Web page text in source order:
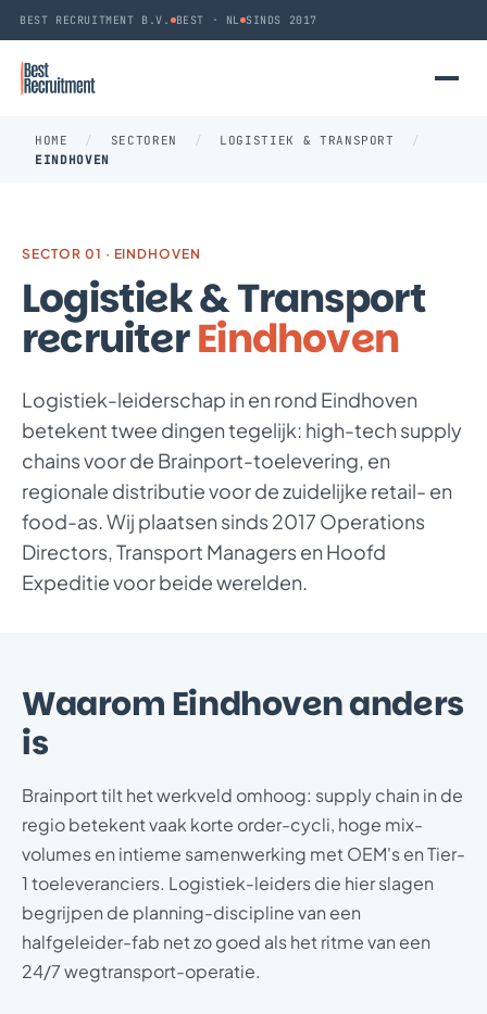
BEST RECRUITMENT B.V. BEST · NL SINDS 2017
HOME / SECTOREN / LOGISTIEK & TRANSPORT
/
EINDHOVEN
SECTOR 01 · EINDHOVEN
Logistiek & Transport
recruiterEindhoven
Logistiek-leiderschap in en rond Eindhoven
betekent twee dingen tegelijk: high-tech supply
chains voor de Brainport-toelevering, en
regionale distributie voor de zuidelijke retail- en
food-as. Wij plaatsen sinds 2017 Operations
Directors, Transport Managers en Hoofd
Expeditie voor beide werelden.
Waarom Eindhoven anders
is
Brainport tilt het werkveld omhoog: supply chain in de
regio betekent vaak korte order-cycli, hoge mix-
volumes en intieme samenwerking met OEM's en Tier-
1 toeleveranciers. Logistiek-leiders die hier slagen
begrijpen de planning-discipline van een
halfgeleider-fab net zo goed als het ritme van een
24/7 wegtransport-operatie.